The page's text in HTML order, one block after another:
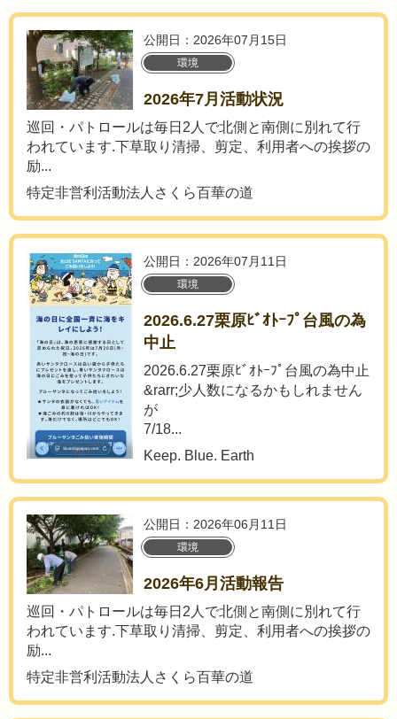
公開日：2026年07月15日
環境
2026年7月活動状況
巡回・パトロールは毎日2人で北側と南側に別れて行
われています.下草取り清掃、剪定、利用者への挨拶の
励...
特定非営利活動法人さくら百華の道
公開日：2026年07月11日
環境
2026.6.27栗原ﾋﾞｵﾄｰﾌﾟ台風の為
中止
2026.6.27栗原ﾋﾞｵﾄｰﾌﾟ台風の為中止
&rarr;少人数になるかもしれません
が
7/18...
Keep. Blue. Earth
公開日：2026年06月11日
環境
2026年6月活動報告
巡回・パトロールは毎日2人で北側と南側に別れて行
われています.下草取り清掃、剪定、利用者への挨拶の
励...
特定非営利活動法人さくら百華の道